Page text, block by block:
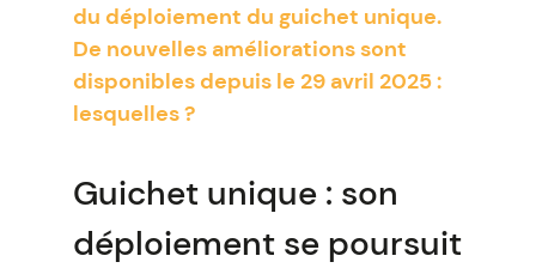
du déploiement du guichet unique.
De nouvelles améliorations sont
disponibles depuis le 29 avril 2025 :
lesquelles ?
Guichet unique : son
déploiement se poursuit